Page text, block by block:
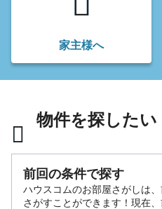
家主様へ
物件を探したい
前回の条件で探す
ハウスコムのお部屋さがしは
さがすことができます！ 現在